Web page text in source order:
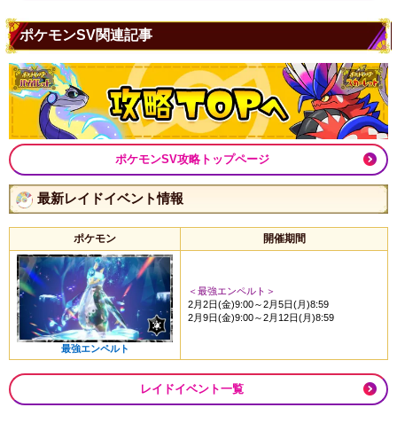
ポケモンSV関連記事
ポケモンSV攻略トップページ
最新レイドイベント情報
ポケモン 開催期間
最強エンペルト
＜最強エンペルト＞
2月2日(金)9:00～2月5日(月)8:59
2月9日(金)9:00～2月12日(月)8:59
レイドイベント一覧